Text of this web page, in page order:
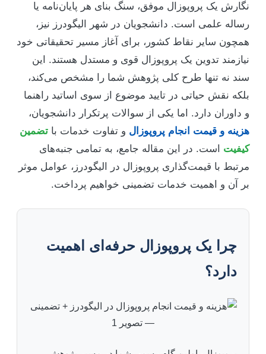
نگارش یک پروپوزال موفق، سنگ بنای هر پایان‌نامه یا
رساله علمی است. دانشجویان در شهر الیگودرز نیز،
همچون سایر نقاط کشور، برای آغاز مسیر تحقیقاتی خود
نیازمند تدوین یک پروپوزال قوی و مستدل هستند. این
سند نه تنها طرح کلی پژوهش شما را مشخص می‌کند،
بلکه نقش حیاتی در تایید موضوع از سوی اساتید راهنما
و داوران دارد. اما یکی از سوالات پرتکرار دانشجویان،
هزینه و قیمت انجام پروپوزال و تفاوت خدمات با تضمین
کیفیت است. در این مقاله جامع، به تمامی جنبه‌های
مرتبط با قیمت‌گذاری پروپوزال در الیگودرز، عوامل موثر
بر آن و اهمیت خدمات تضمینی خواهیم پرداخت.
چرا یک پروپوزال حرفه‌ای اهمیت
دارد؟